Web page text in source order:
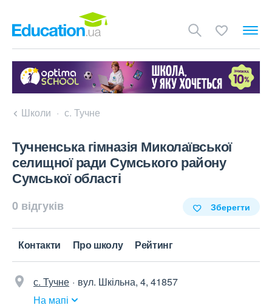
Школи с. Тучне
Тучненська гімназія Миколаївської
селищної ради Сумського району
Сумської області
0 відгуків Зберегти
Контакти Про школу Рейтинг
с. Тучне
вул. Шкільна, 4, 41857
На мапі